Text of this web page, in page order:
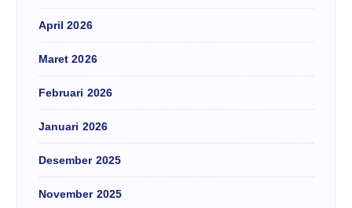
April 2026
Maret 2026
Februari 2026
Januari 2026
Desember 2025
November 2025